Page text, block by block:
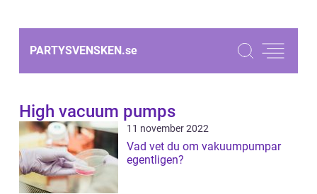
PARTYSVENSKEN.se
High vacuum pumps
11 november 2022
Vad vet du om vakuumpumpar
egentligen?